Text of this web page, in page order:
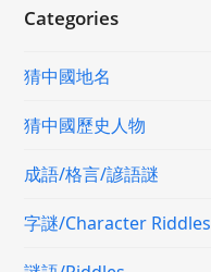
Categories
猜中國地名
猜中國歷史人物
成語/格言/諺語謎
字謎/Character Riddles